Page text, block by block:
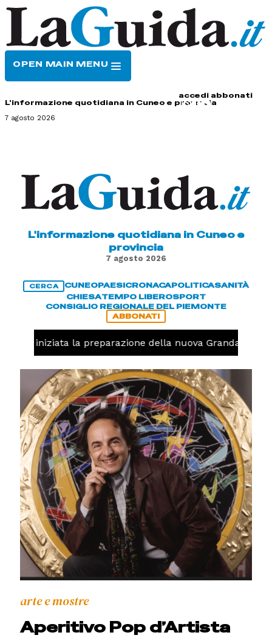
OPEN MAIN MENU
accedi abbonati
L'informazione quotidiana in Cuneo e provincia
7 agosto 2026
L'informazione quotidiana in Cuneo e
provincia
7 agosto 2026
CERCA CUNEOPAESICRONACAPOLITICASANITÀ
CHIESATEMPO LIBEROSPORT
CONSIGLIO REGIONALE DEL PIEMONTE
ABBONATI
iniziata la preparazione della nuova Granda Volley
arte e mostre
Aperitivo Pop d’Artista